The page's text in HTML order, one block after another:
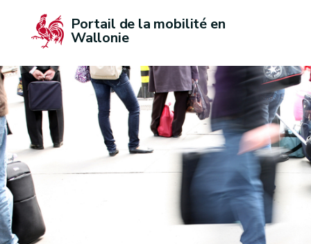
Portail de la mobilité en
Wallonie